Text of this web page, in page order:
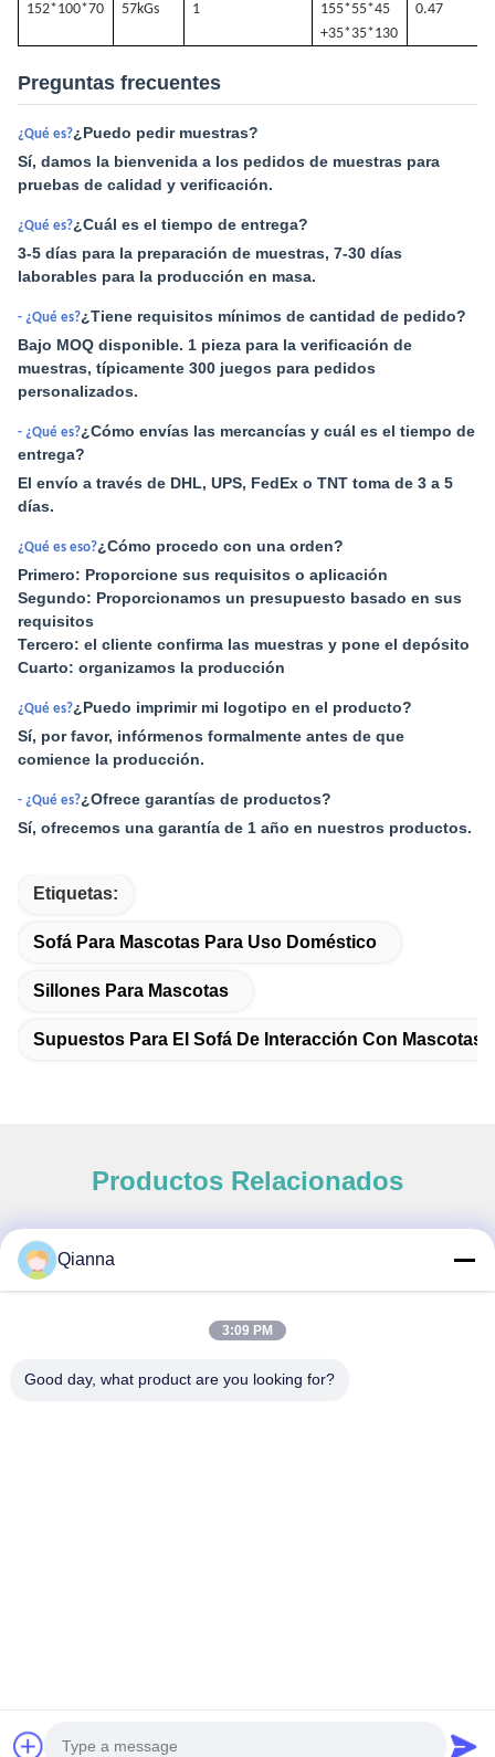
152*100*70 57kGs 1
155*55*45
+35*35*130
0.47
Preguntas frecuentes
¿Qué es?¿Puedo pedir muestras?
Sí, damos la bienvenida a los pedidos de muestras para
pruebas de calidad y verificación.
¿Qué es?¿Cuál es el tiempo de entrega?
3-5 días para la preparación de muestras, 7-30 días
laborables para la producción en masa.
- ¿Qué es?¿Tiene requisitos mínimos de cantidad de pedido?
Bajo MOQ disponible. 1 pieza para la verificación de
muestras, típicamente 300 juegos para pedidos
personalizados.
- ¿Qué es?¿Cómo envías las mercancías y cuál es el tiempo de
entrega?
El envío a través de DHL, UPS, FedEx o TNT toma de 3 a 5
días.
¿Qué es eso?¿Cómo procedo con una orden?
Primero: Proporcione sus requisitos o aplicación
Segundo: Proporcionamos un presupuesto basado en sus
requisitos
Tercero: el cliente confirma las muestras y pone el depósito
Cuarto: organizamos la producción
¿Qué es?¿Puedo imprimir mi logotipo en el producto?
Sí, por favor, infórmenos formalmente antes de que
comience la producción.
- ¿Qué es?¿Ofrece garantías de productos?
Sí, ofrecemos una garantía de 1 año en nuestros productos.
Etiquetas:
Sofá Para Mascotas Para Uso Doméstico
Sillones Para Mascotas
Supuestos Para El Sofá De Interacción Con Mascotas
Productos Relacionados
No 793 de la calle Tongren, ciudad de Tongxiang, provincia
autor 2026 Tongxiang Yuesheng Import and Export Trading
Qianna
3:09 PM
Good day, what product are you looking for?